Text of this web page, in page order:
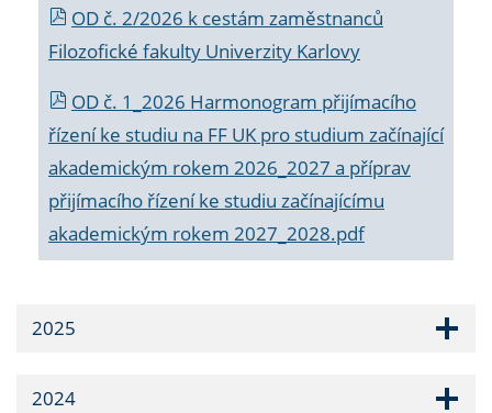
OD č. 2/2026 k cestám zaměstnanců
Filozofické fakulty Univerzity Karlovy
OD č. 1_2026 Harmonogram přijímacího
řízení ke studiu na FF UK pro studium začínající
akademickým rokem 2026_2027 a příprav
přijímacího řízení ke studiu začínajícímu
akademickým rokem 2027_2028.pdf
2025
2024